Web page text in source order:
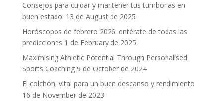
Consejos para cuidar y mantener tus tumbonas en
buen estado. 13 de August de 2025
Horóscopos de febrero 2026: entérate de todas las
predicciones 1 de February de 2025
Maximising Athletic Potential Through Personalised
Sports Coaching 9 de October de 2024
El colchón, vital para un buen descanso y rendimiento
16 de November de 2023